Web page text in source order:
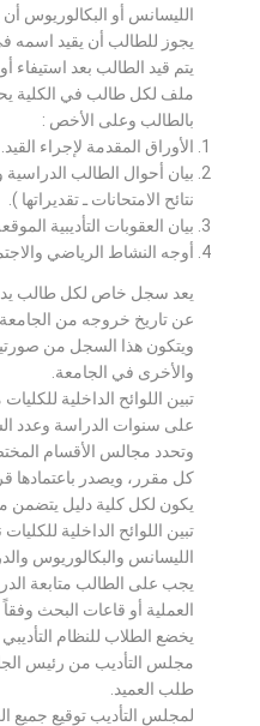
الليسانس أو البكالوريوس
يجوز للطالب أن يقيد اسمه
يتم قيد الطالب بعد استيفاء
ملف لكل طالب في الكلية
بالطالب وعلى الأخص :
الأوراق المقدمة لإجراء القيد.
بيان أحوال الطالب الدراسية
نتائح الامتحانات ـ تقديراتها ).
بيان العقوبات التأديبية
أوجه النشاط الرياضي
يعد سجل خاص لكل طالب
عن تاريخ خروجه من
ويتكون هذا السجل من
والأخرى في الجامعة.
تبين اللوائح الداخلية
على سنوات الدراسة وعدد
وتحدد مجالس الأقسام
كل مقرر، ويصدر باعتمادها
يكون لكل كلية دليل يتضمن
تبين اللوائح الداخلية
الليسانس والبكالوريوس
يجب على الطالب متابعة
العملية أو قاعات البحث وفقاً
يخضع الطلاب للنظام
مجلس التأديب من رئيس
طلب العميد.
لمجلس التأديب توقيع جميع